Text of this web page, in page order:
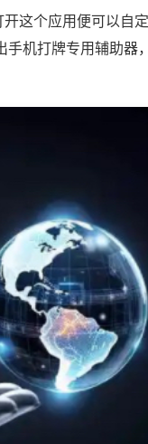
这个应用便可以自
手机打牌专用辅助器